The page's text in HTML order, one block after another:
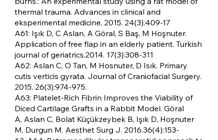
thermal trauma. Advances in clinical and
eksperimental medicine, 2015. 24(3):409-17
A61: Işık D, C Aslan, A Göral, S Baş, M Hoşnuter.
Application of free flap in an elderly patient. Turkish
journal of geriatrics.2014. 17(3):308-311
A62: Aslan C, O Tan, M Hosnuter, D Isık. Primary
cutis verticis gyrata. Journal of Craniofacial Surgery.
2015. 26(3):974-975.
A63: Platelet-Rich Fibrin Improves the Viability of
Diced Cartilage Grafts in a Rabbit Model. Göral
A, Aslan C, Bolat Küçükzeybek B, Işık D, Hoşnuter
M, Durgun M. Aesthet Surg J. 2016.36(4):153-